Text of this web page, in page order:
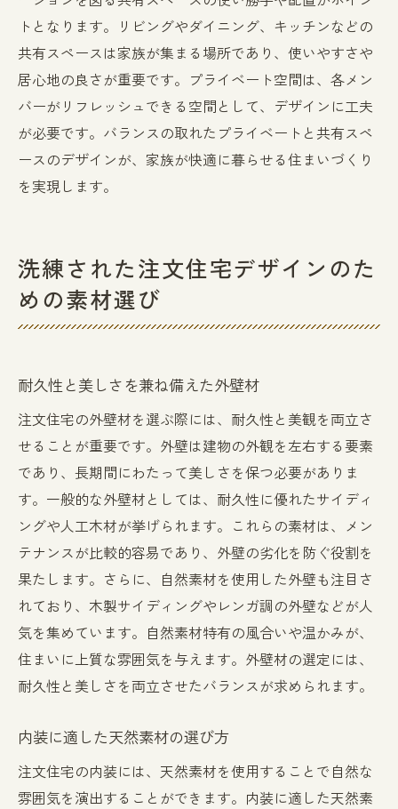
トとなります。リビングやダイニング、キッチンなどの
共有スペースは家族が集まる場所であり、使いやすさや
居心地の良さが重要です。プライベート空間は、各メン
バーがリフレッシュできる空間として、デザインに工夫
が必要です。バランスの取れたプライベートと共有スペ
ースのデザインが、家族が快適に暮らせる住まいづくり
を実現します。
洗練された注文住宅デザインのた
めの素材選び
耐久性と美しさを兼ね備えた外壁材
注文住宅の外壁材を選ぶ際には、耐久性と美観を両立さ
せることが重要です。外壁は建物の外観を左右する要素
であり、長期間にわたって美しさを保つ必要がありま
す。一般的な外壁材としては、耐久性に優れたサイディ
ングや人工木材が挙げられます。これらの素材は、メン
テナンスが比較的容易であり、外壁の劣化を防ぐ役割を
果たします。さらに、自然素材を使用した外壁も注目さ
れており、木製サイディングやレンガ調の外壁などが人
気を集めています。自然素材特有の風合いや温かみが、
住まいに上質な雰囲気を与えます。外壁材の選定には、
耐久性と美しさを両立させたバランスが求められます。
内装に適した天然素材の選び方
注文住宅の内装には、天然素材を使用することで自然な
雰囲気を演出することができます。内装に適した天然素